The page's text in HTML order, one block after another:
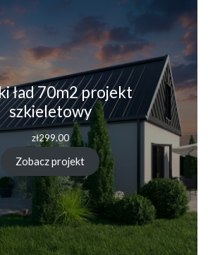
ład 70m2 projekt
szkieletowy
zł299.00
Zobacz projekt